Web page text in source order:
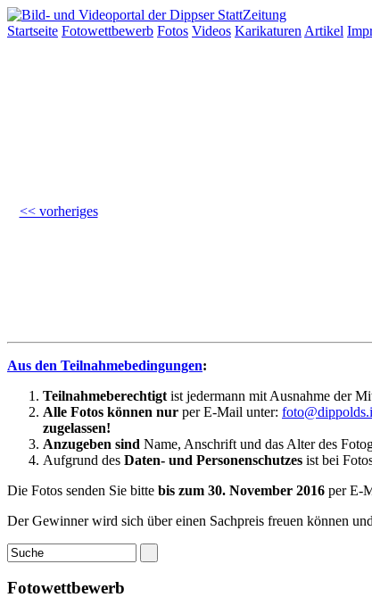
Startseite Fotowettbewerb Fotos Videos Karikaturen Artikel
<< vorheriges
Aus den Teilnahmebedingungen:
Teilnahmeberechtigt ist jedermann mit Ausnahme der
Alle Fotos können nur per E-Mail unter:
zugelassen!
Anzugeben sind Name, Anschrift und das Alter des
Aufgrund des Daten- und Personenschutzes ist bei
Die Fotos senden Sie bitte bis zum 30. November 2016 per E-
Der Gewinner wird sich über einen Sachpreis freuen können
Fotowettbewerb